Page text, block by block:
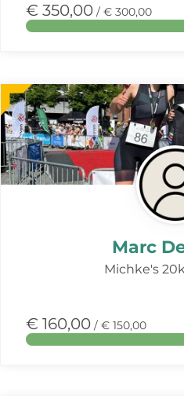
€ 350,00 / € 300,00
Marc
Michke's
€ 160,00 / € 150,00
Meer
over
deze
actie